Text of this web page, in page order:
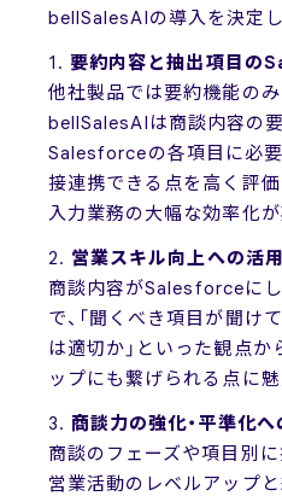
bellSalesAIの導入を決定し
1.要約内容と抽出項目の
他社製品では要約機能のみ
bellSalesAIは商談内容の要
Salesforceの各項目に必
接連携できる点を高く評価
入力業務の大幅な効率化が
2. 営業スキル向上への活
商談内容がSalesforceに
で、「聞くべき項目が聞け
は適切か」といった観点か
ップにも繋げられる点に魅
3.商談力の強化・平準化へ
商談のフェーズや項目別に
営業活動のレベルアップ